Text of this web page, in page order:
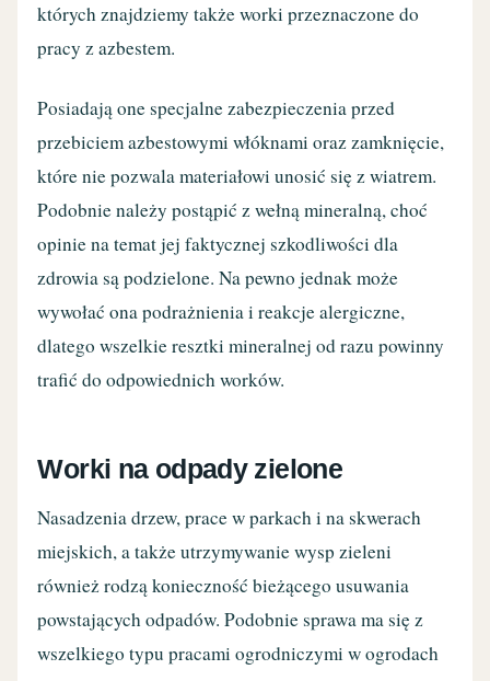
których znajdziemy także worki przeznaczone do
pracy z azbestem.
Posiadają one specjalne zabezpieczenia przed
przebiciem azbestowymi włóknami oraz zamknięcie,
które nie pozwala materiałowi unosić się z wiatrem.
Podobnie należy postąpić z wełną mineralną, choć
opinie na temat jej faktycznej szkodliwości dla
zdrowia są podzielone. Na pewno jednak może
wywołać ona podrażnienia i reakcje alergiczne,
dlatego wszelkie resztki mineralnej od razu powinny
trafić do odpowiednich worków.
Worki na odpady zielone
Nasadzenia drzew, prace w parkach i na skwerach
miejskich, a także utrzymywanie wysp zieleni
również rodzą konieczność bieżącego usuwania
powstających odpadów. Podobnie sprawa ma się z
wszelkiego typu pracami ogrodniczymi w ogrodach